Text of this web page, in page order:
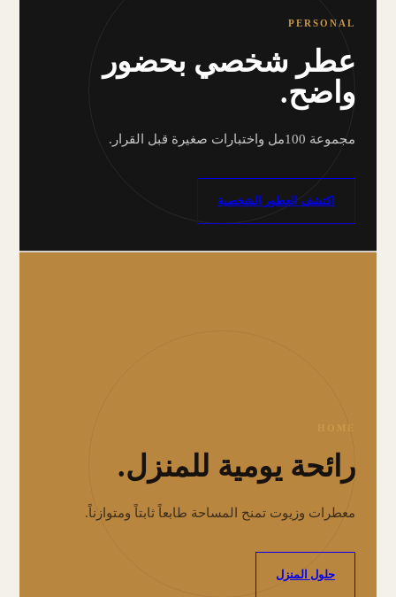
PERSONAL
عطر شخصي بحضور
واضح.
مجموعة 100مل واختبارات صغيرة قبل القرار.
اكتشف العطور الشخصية
HOME
رائحة يومية للمنزل.
معطرات وزيوت تمنح المساحة طابعاً ثابتاً ومتوازناً.
حلول المنزل